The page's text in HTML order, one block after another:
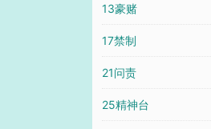
13豪赌
17禁制
21问责
25精神台